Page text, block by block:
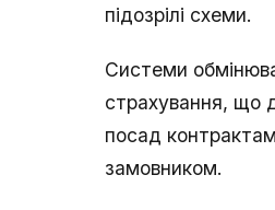
підозрілі схеми.
Системи
страхування, що
посад
замовником.